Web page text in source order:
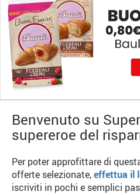
Benvenuto su
supereroe del
Per poter approfittare di
offerte selezionate,effettua il
iscriviti in pochi e semplici